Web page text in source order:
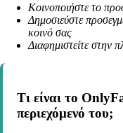
Κοινοποιήστε το
Δημοσιεύστε
κοινό σας
Διαφημιστείτε στην
Τι είναι το
περιεχόμενό του;